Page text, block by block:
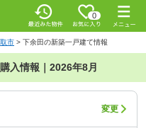
0
市 > 下余田の新築一戸建て情報
入情報｜2026年8月
変更